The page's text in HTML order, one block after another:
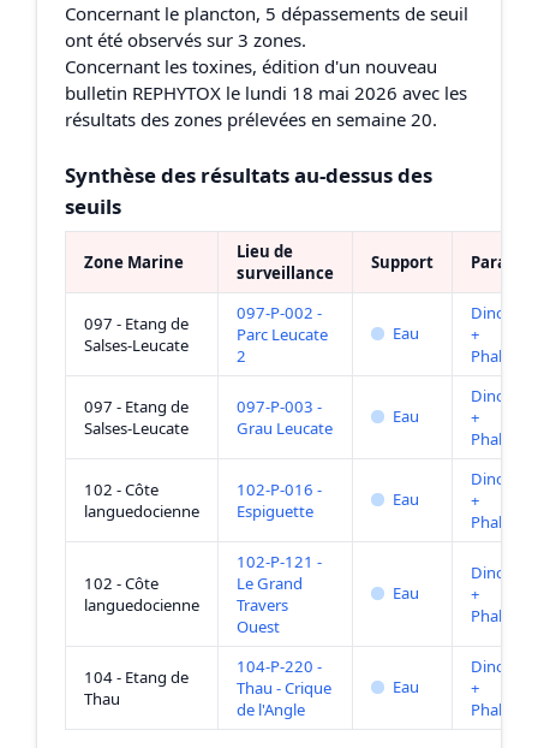
Concernant le plancton, 5 dépassements de seuil
ont été observés sur 3 zones.
Concernant les toxines, édition d'un nouveau
bulletin REPHYTOX le lundi 18 mai 2026 avec les
résultats des zones prélevées en semaine 20.
Synthèse des résultats au-dessus des
seuils
Zone Marine
Lieu de
surveillance
Support
097 - Etang de
Salses-Leucate
097-P-002 -
Parc Leucate
2
Eau
+
097 - Etang de
Salses-Leucate
097-P-003 -
Grau Leucate
Eau
+
102 - Côte
languedocienne
102-P-016 -
Espiguette
Eau
+
102 - Côte
languedocienne
102-P-121 -
Le Grand
Travers
Ouest
Eau
+
104 - Etang de
Thau
104-P-220 -
Thau - Crique
de l'Angle
Eau
+